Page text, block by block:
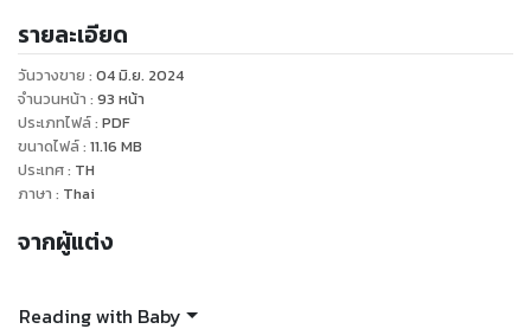
เลี้ยงดูลูก
พ่อแม่ที่มีลูกเป็นเด็กพิเศษ ถ้าไม่รู้จะเริ่มต้นคุยกับใคร คุยกับผู้
รายละเอียด
วันวางขาย : 04 มิ.ย. 2024
จำนวนหน้า : 93 หน้า
ประเภทไฟล์: PDF
ขนาดไฟล์: 11.16 MB
ประเทศ: TH
ภาษา : Thai
จากผู้แต่ง
Reading with Baby